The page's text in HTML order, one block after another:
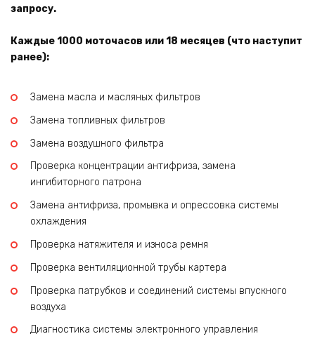
запросу.
Каждые 1000 моточасов или 18 месяцев (что наступит
ранее):
Замена масла и масляных фильтров
Замена топливных фильтров
Замена воздушного фильтра
Проверка концентрации антифриза, замена
ингибиторного патрона
Замена антифриза, промывка и опрессовка системы
охлаждения
Проверка натяжителя и износа ремня
Проверка вентиляционной трубы картера
Проверка патрубков и соединений системы впускного
воздуха
Диагностика системы электронного управления